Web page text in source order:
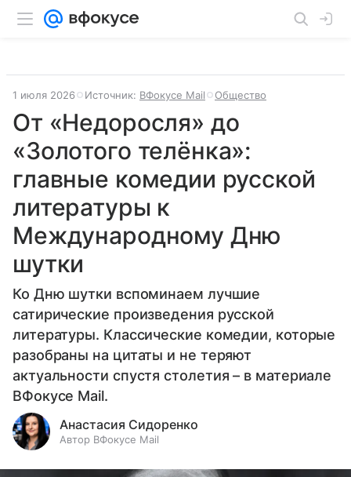
1 июля 2026 Источник: ВФокусе Mail Общество
От «Недоросля» до
«Золотого телёнка»:
главные комедии русской
литературы к
Международному Дню
шутки
Ко Дню шутки вспоминаем лучшие
сатирические произведения русской
литературы. Классические комедии, которые
разобраны на цитаты и не теряют
актуальности спустя столетия – в материале
ВФокусе Mail.
Анастасия Сидоренко
Автор ВФокусе Mail